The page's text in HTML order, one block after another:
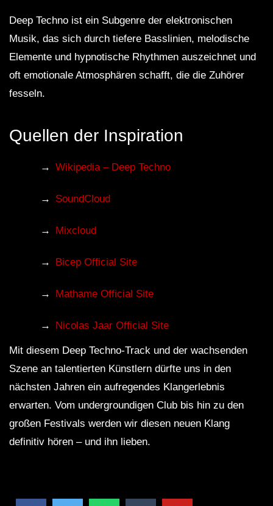
Deep Techno ist ein Subgenre der elektronischen
Musik, das sich durch tiefere Basslinien, melodische
Elemente und hypnotische Rhythmen auszeichnet und
oft emotionale Atmosphären schafft, die die Zuhörer
fesseln.
Quellen der Inspiration
Wikipedia – Deep Techno
SoundCloud
Mixcloud
Bicep Official Site
Mathame Official Site
Nicolas Jaar Official Site
Mit diesem Deep Techno-Track und der wachsenden
Szene an talentierten Künstlern dürfte uns in den
nächsten Jahren ein aufregendes Klangerlebnis
erwarten. Vom undergroundigen Club bis hin zu den
großen Festivals werden wir diesen neuen Klang
definitiv hören – und ihn lieben.